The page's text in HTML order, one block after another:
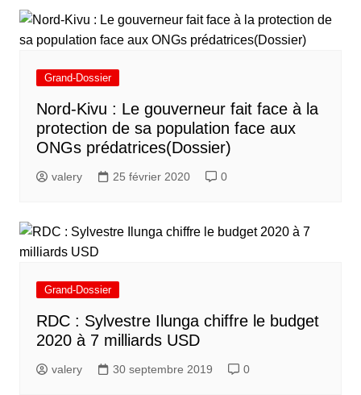
Grand-Dossier
Nord-Kivu : Le gouverneur fait face à la
protection de sa population face aux
ONGs prédatrices(Dossier)
valery 25 février 2020 0
Grand-Dossier
RDC : Sylvestre Ilunga chiffre le budget
2020 à 7 milliards USD
valery 30 septembre 2019 0